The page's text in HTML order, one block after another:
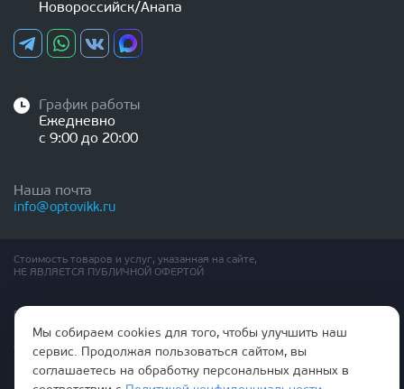
Новороссийск/Анапа
График работы
Ежедневно
с 9:00 до 20:00
Наша почта
info@optovikk.ru
Стоимость товаров и услуг, указанная на сайте,
НЕ ЯВЛЯЕТСЯ ПУБЛИЧНОЙ ОФЕРТОЙ
Правила эксплутации входных и межкомнатных дверей
Политика обработки персональных данных
Согласие на обработку персональных данных
Мы собираем cookies для того, чтобы улучшить наш
сервис. Продолжая пользоваться сайтом, вы
соглашаетесь на обработку персональных данных в